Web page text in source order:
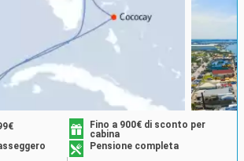
Fino a 900€ di sconto per
cabina
Pensione completa